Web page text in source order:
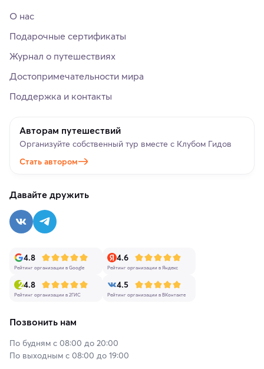
О нас
Подарочные сертификаты
Журнал о путешествиях
Достопримечательности мира
Поддержка и контакты
Авторам путешествий
Организуйте собственный тур вместе с Клубом Гидов
Стать автором
Давайте дружить
4.8
Рейтинг организации в Google
4.6
Рейтинг организации в Яндекс
4.8
Рейтинг организации в 2ГИС
4.5
Рейтинг организации в ВКонтакте
Позвонить нам
По будням с 08:00 до 20:00
По выходным с 08:00 до 19:00